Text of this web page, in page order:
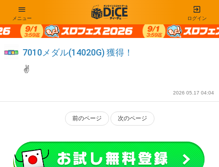
ログイン
メニュー
7010メダル(14020G) 獲得！
✌
2026 05.17 04:04
前のページ 次のページ